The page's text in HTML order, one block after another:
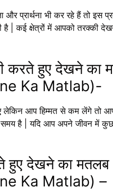
प्रार्थना भी कर रहे हैं तो इस
है | कई क्षेत्रों में आपको तरक्की
करते हुए देखने का
Ka Matlab)-
लेकिन आप हिम्मत से कम लेंगे तो
समय है | यदि आप अपने जीवन में
हुए देखने का मतलब
Ka Matlab) –